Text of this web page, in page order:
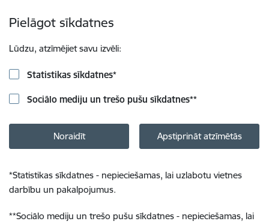
Pielāgot sīkdatnes
Lūdzu, atzīmējiet savu izvēli:
Statistikas sīkdatnes*
Sociālo mediju un trešo pušu sīkdatnes**
Noraidīt Apstiprināt atzīmētās
*Statistikas sīkdatnes - nepieciešamas, lai uzlabotu vietnes
darbību un pakalpojumus.
**Sociālo mediju un trešo pušu sīkdatnes - nepieciešamas, lai